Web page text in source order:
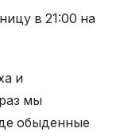
в 21:00 на
и
мы
обыденные